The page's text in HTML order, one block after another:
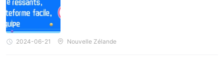
2024-06-21 Nouvelle Zélande